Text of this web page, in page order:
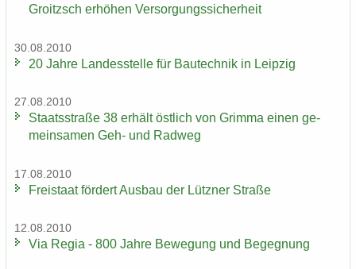
Groitzsch er­hö­hen Ver­sor­gungs­si­cher­heit
30.08.2010
20 Jahre Lan­des­stel­le für Bau­tech­nik in Leip­zig
27.08.2010
Staats­stra­ße 38 er­hält öst­lich von Grim­ma einen ge­
mein­sa­men Geh- und Rad­weg
17.08.2010
Frei­staat för­dert Aus­bau der Lütz­ner Stra­ße
12.08.2010
Via Regia - 800 Jahre Be­we­gung und Be­geg­nung